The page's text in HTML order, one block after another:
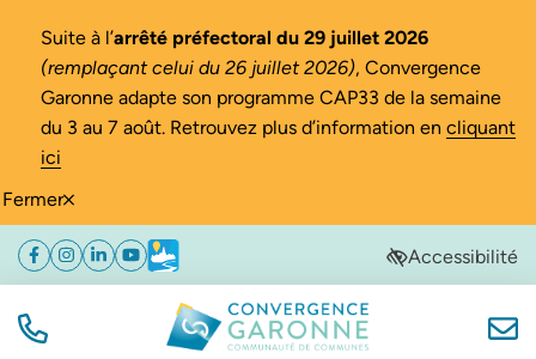
Fermer
Suite à l’arrêté préfectoral du 29 juillet 2026
(remplaçant celui du 26 juillet 2026), Convergence
Garonne adapte son programme CAP33 de la semaine
du 3 au 7 août. Retrouvez plus d’information en cliquant
ici
Aller
navigation
Aller
au
Aller
au
de
Facebook
(ouverture dans un nouvel onglet)
Instagram
(ouverture dans un nouvel onglet)
Linkedin
(ouverture dans un nouvel onglet)
YouTube
(ouverture dans un nouvel onglet)
Météo
(ouverture dans un nouvel onglet)Accessibilité
TÉL. Convergence Garonne